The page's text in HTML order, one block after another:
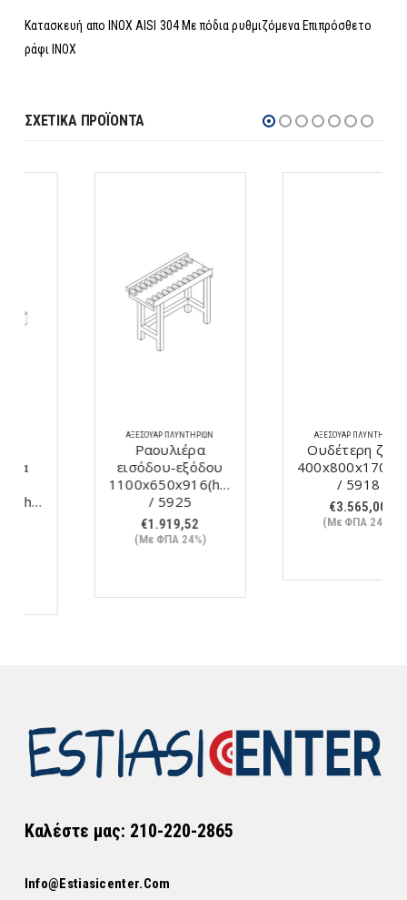
Κατασκευή απο INOX AISI 304 Με πόδια ρυθμιζόμενα Επιπρόσθετο
ράφι INOX
ΣΧΕΤΙΚΆ ΠΡΟΪΌΝΤΑ
ΑΞΕΣΟΥΆΡ ΠΛΥΝΤΗΡΊΩΝ
Ραουλιέρα
εισόδου-εξόδου
1100x650x916(h)mm
(Με ΦΠΑ 24%)
ΑΞΕΣΟΥΆΡ ΠΛΥΝΤΗΡΊΩΝ
Ουδέτερη ζώνη
400x800x1700(h)mm
(Με ΦΠΑ 24%)